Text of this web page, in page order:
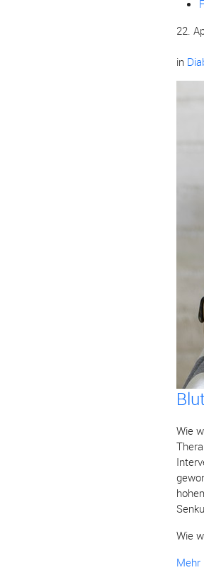
22.
in
Wie
Wie
Mehr